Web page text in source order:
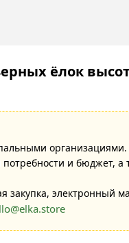
ёлок
организациями.
и бюджет, а
электронный